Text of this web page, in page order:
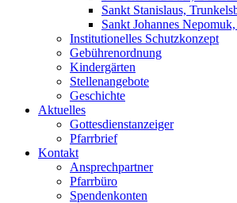
Sankt Stanislaus,
Sankt Johannes
Institutionelles Schutzkonzept
Gebührenordnung
Kindergärten
Stellenangebote
Geschichte
Aktuelles
Gottesdienstanzeiger
Pfarrbrief
Kontakt
Ansprechpartner
Pfarrbüro
Spendenkonten